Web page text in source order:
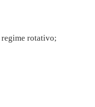
regime rotativo;